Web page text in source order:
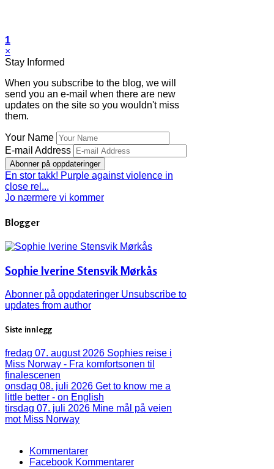
1
×
Stay Informed
When you subscribe to the blog, we will
send you an e-mail when there are new
updates on the site so you wouldn't miss
them.
Your Name
E-mail Address
Abonner på oppdateringer
En stor takk! Purple against violence in
close rel...
Jo nærmere vi kommer
Blogger
Sophie Iverine Stensvik Mørkås
Abonner på oppdateringer Unsubscribe to
updates from author
Siste innlegg
fredag 07. august 2026 Sophies reise i
Miss Norway - Fra komfortsonen til
finalescenen
onsdag 08. juli 2026 Get to know me a
little better - on English
tirsdag 07. juli 2026 Mine mål på veien
mot Miss Norway
Kommentarer
Facebook Kommentarer